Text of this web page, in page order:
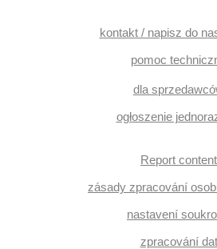
kontakt / napisz do
pomoc
dla
ogłoszenie
Report content
zásady zpracování
nastavení
zpracování dat